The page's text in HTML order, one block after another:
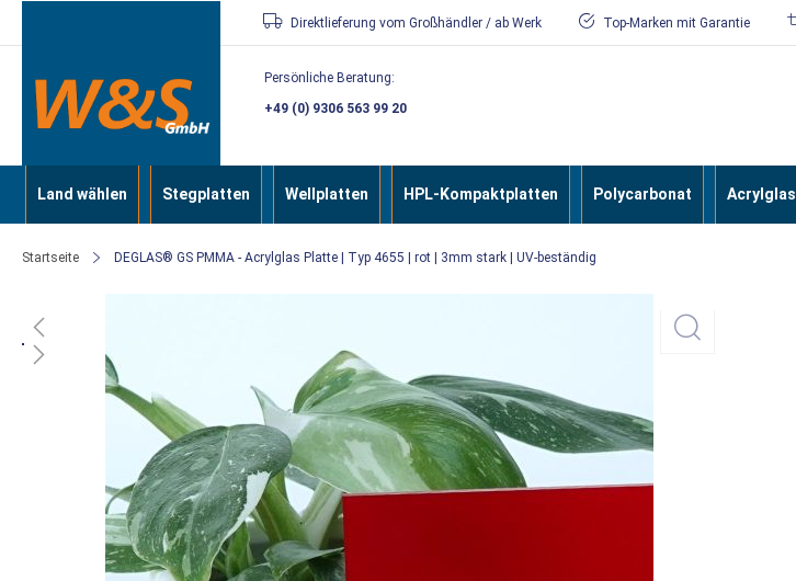
Direkt
zum
Inhalt
Direktlieferung vom Großhändler / ab Werk Top-Marken mit Garantie
Persönliche Beratung:
+49 (0) 9306 563 99 20
Land wählen Stegplatten Wellplatten HPL-Kompaktplatten Polycarbonat Acrylglas
Startseite DEGLAS® GS PMMA - Acrylglas Platte | Typ 4655 | rot | 3mm stark | UV-beständig
Ende